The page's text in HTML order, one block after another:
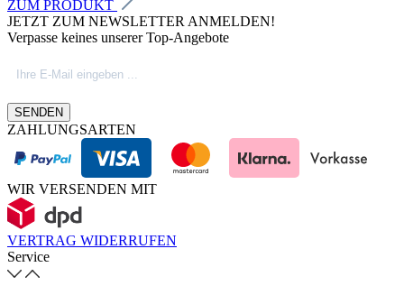
ZUM PRODUKT
JETZT ZUM NEWSLETTER ANMELDEN!
Verpasse keines unserer Top-Angebote
SENDEN
ZAHLUNGSARTEN
WIR VERSENDEN MIT
VERTRAG WIDERRUFEN
Service